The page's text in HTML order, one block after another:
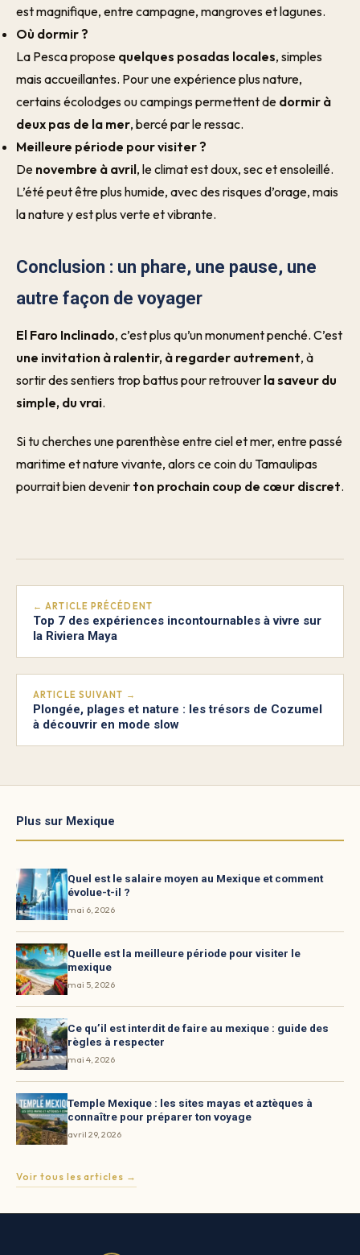
est magnifique, entre campagne, mangroves et lagunes.
Où dormir ?
La Pesca propose quelques posadas locales, simples
mais accueillantes. Pour une expérience plus nature,
certains écolodges ou campings permettent de dormir à
deux pas de la mer, bercé par le ressac.
Meilleure période pour visiter ?
De novembre à avril, le climat est doux, sec et ensoleillé.
L’été peut être plus humide, avec des risques d’orage, mais
la nature y est plus verte et vibrante.
Conclusion : un phare, une pause, une
autre façon de voyager
El Faro Inclinado, c’est plus qu’un monument penché. C’est
une invitation à ralentir, à regarder autrement, à
sortir des sentiers trop battus pour retrouver la saveur du
simple, du vrai.
Si tu cherches une parenthèse entre ciel et mer, entre passé
maritime et nature vivante, alors ce coin du Tamaulipas
pourrait bien devenir ton prochain coup de cœur discret.
← ARTICLE PRÉCÉDENT
Top 7 des expériences incontournables à vivre sur
la Riviera Maya
ARTICLE SUIVANT →
Plongée, plages et nature : les trésors de Cozumel
à découvrir en mode slow
Plus sur Mexique
Quel est le salaire moyen au Mexique et comment
évolue-t-il ?
mai 6, 2026
Quelle est la meilleure période pour visiter le
mexique
mai 5, 2026
Ce qu’il est interdit de faire au mexique : guide des
règles à respecter
mai 4, 2026
Temple Mexique : les sites mayas et aztèques à
connaître pour préparer ton voyage
avril 29, 2026
Voir tous les articles →